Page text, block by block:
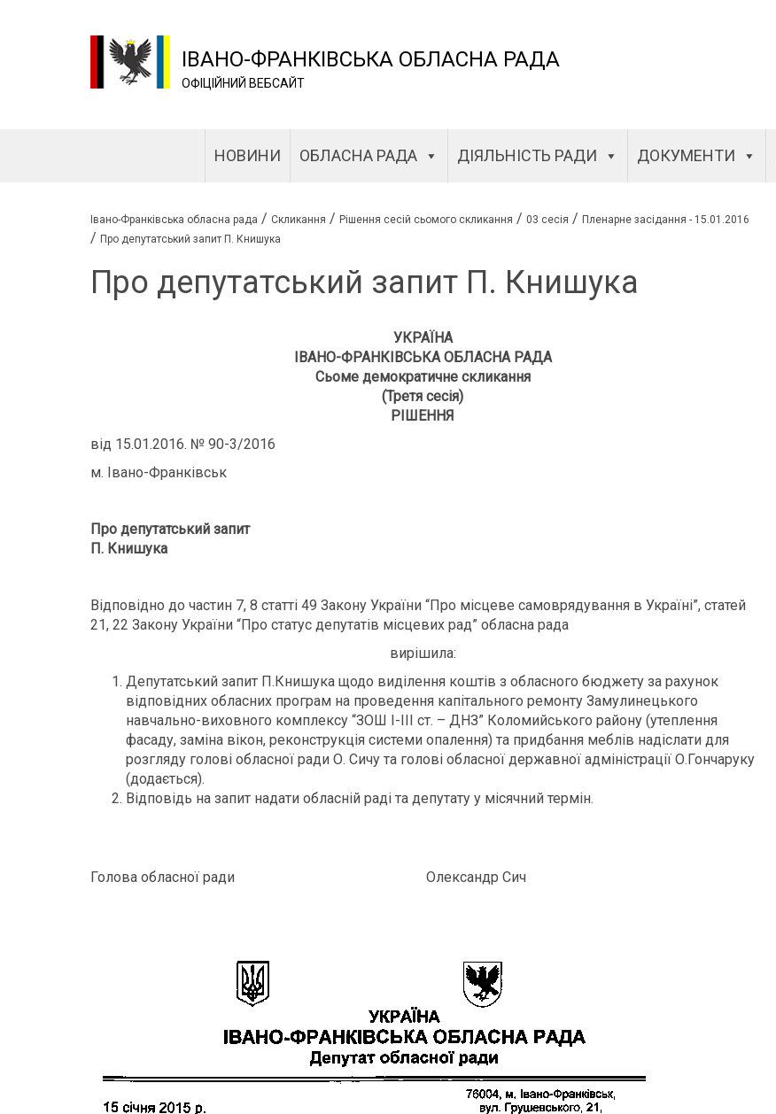
ІВАНО-ФРАНКІВСЬКА ОБЛАСНА РАДА
ОФІЦІЙНИЙ ВЕБСАЙТ
НОВИНИ ОБЛАСНА РАДА ДІЯЛЬНІСТЬ РАДИ ДОКУМЕНТИ
Івано-Франківська обласна рада / Скликання / Рішення сесій сьомого скликання / 03 сесія / Пленарне засідання - 15.01.2016
/ Про депутатський запит П. Книшука
Про депутатський запит П. Книшука
УКРАЇНА
ІВАНО-ФРАНКІВСЬКА ОБЛАСНА РАДА
Сьоме демократичне скликання
(Третя сесія)
РІШЕННЯ
від 15.01.2016. № 90-3/2016
м. Івано-Франківськ
Про депутатський запит
П. Книшука
Відповідно до частин 7, 8 статті 49 Закону України “Про місцеве самоврядування в Україні”, статей
21, 22 Закону України “Про статус депутатів місцевих рад” обласна рада
вирішила:
Депутатський запит П.Книшука щодо виділення коштів з обласного бюджету за рахунок
відповідних обласних програм на проведення капітального ремонту Замулинецького
навчально-виховного комплексу “ЗОШ І-ІІІ ст. – ДНЗ” Коломийського району (утеплення
фасаду, заміна вікон, реконструкція системи опалення) та придбання меблів надіслати для
розгляду голові обласної ради О. Сичу та голові обласної державної адміністрації О.Гончаруку
(додається).
Відповідь на запит надати обласній раді та депутату у місячний термін.
Голова обласної ради Олександр Сич